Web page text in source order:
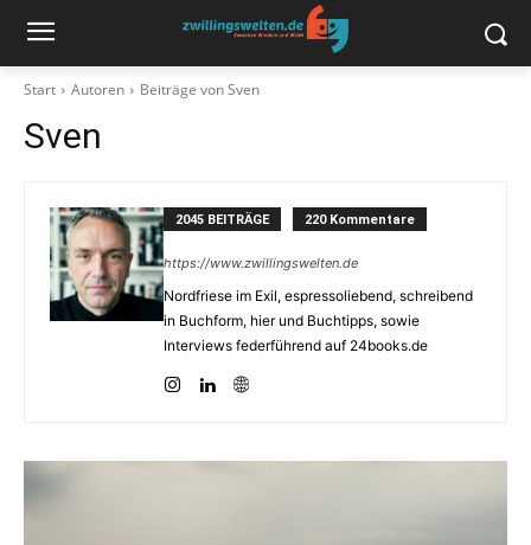
Start Autoren Beiträge von Sven
Sven
2045 BEITRÄGE 220 Kommentare
https://www.zwillingswelten.de
Nordfriese im Exil, espressoliebend, schreibend
in Buchform, hier und Buchtipps, sowie
Interviews federführend auf 24books.de